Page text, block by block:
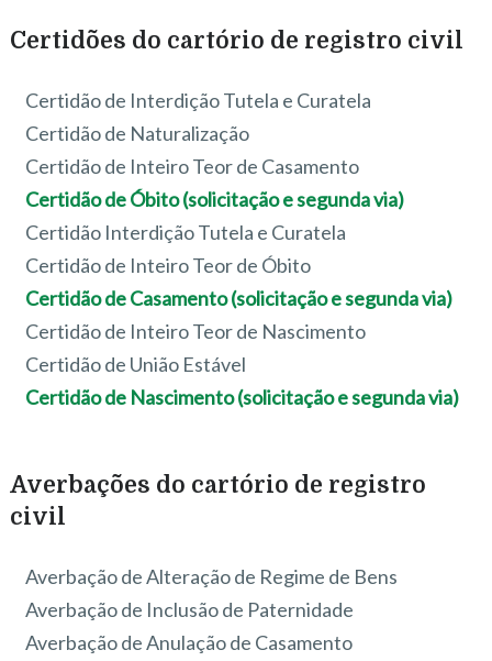
Certidões do cartório de registro civil
Certidão de Interdição Tutela e Curatela
Certidão de Naturalização
Certidão de Inteiro Teor de Casamento
Certidão de Óbito (solicitação e segunda via)
Certidão Interdição Tutela e Curatela
Certidão de Inteiro Teor de Óbito
Certidão de Casamento (solicitação e segunda via)
Certidão de Inteiro Teor de Nascimento
Certidão de União Estável
Certidão de Nascimento (solicitação e segunda via)
Averbações do cartório de registro
civil
Averbação de Alteração de Regime de Bens
Averbação de Inclusão de Paternidade
Averbação de Anulação de Casamento